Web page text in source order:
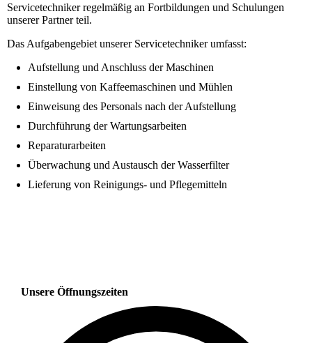
Servicetechniker regelmäßig an Fortbildungen und Schulungen
unserer Partner teil.
Das Aufgabengebiet unserer Servicetechniker umfasst:
Aufstellung und Anschluss der Maschinen
Einstellung von Kaffeemaschinen und Mühlen
Einweisung des Personals nach der Aufstellung
Durchführung der Wartungsarbeiten
Reparaturarbeiten
Überwachung und Austausch der Wasserfilter
Lieferung von Reinigungs- und Pflegemitteln
Unsere Öffnungszeiten